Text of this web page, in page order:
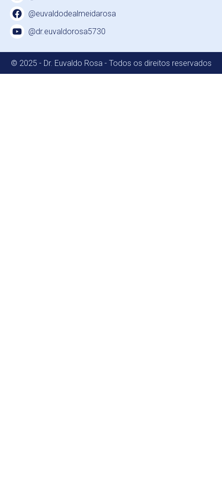
@euvaldodealmeidarosa
@dr.euvaldorosa5730
© 2025 - Dr. Euvaldo Rosa - Todos os direitos reservados